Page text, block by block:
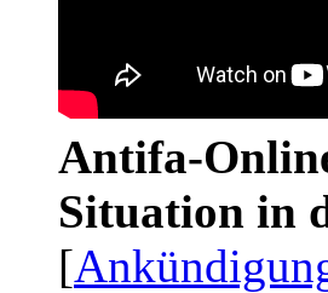
Antifa-
Situation in
[